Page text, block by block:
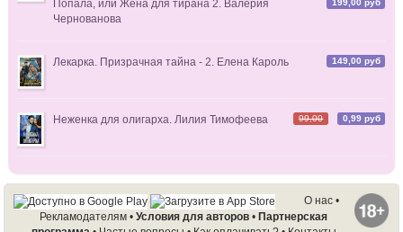
199,00 руб
Попала, или Жена для тирана 2. Валерия
Чернованова
149,00 руб
Лекарка. Призрачная тайна - 2. Елена Кароль
0,99 руб
99,00
Неженка для олигарха. Лилия Тимофеева
О нас•
Рекламодателям • Условия для авторов • Партнерская